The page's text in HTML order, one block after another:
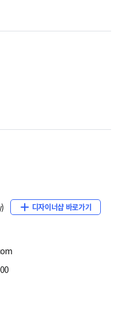
먼저
디자이너샵 바로가기